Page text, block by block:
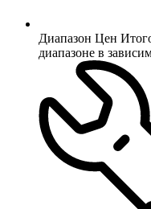
Диапазон Цен
диапазоне в